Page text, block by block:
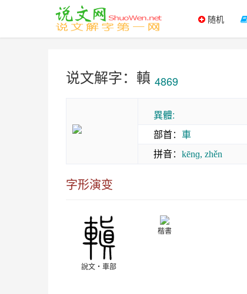
随机
说文解字：䡩 4869
異體:
部首： 車
拼音： kēnɡ, zhěn
字形演变
說文‧車部
楷書